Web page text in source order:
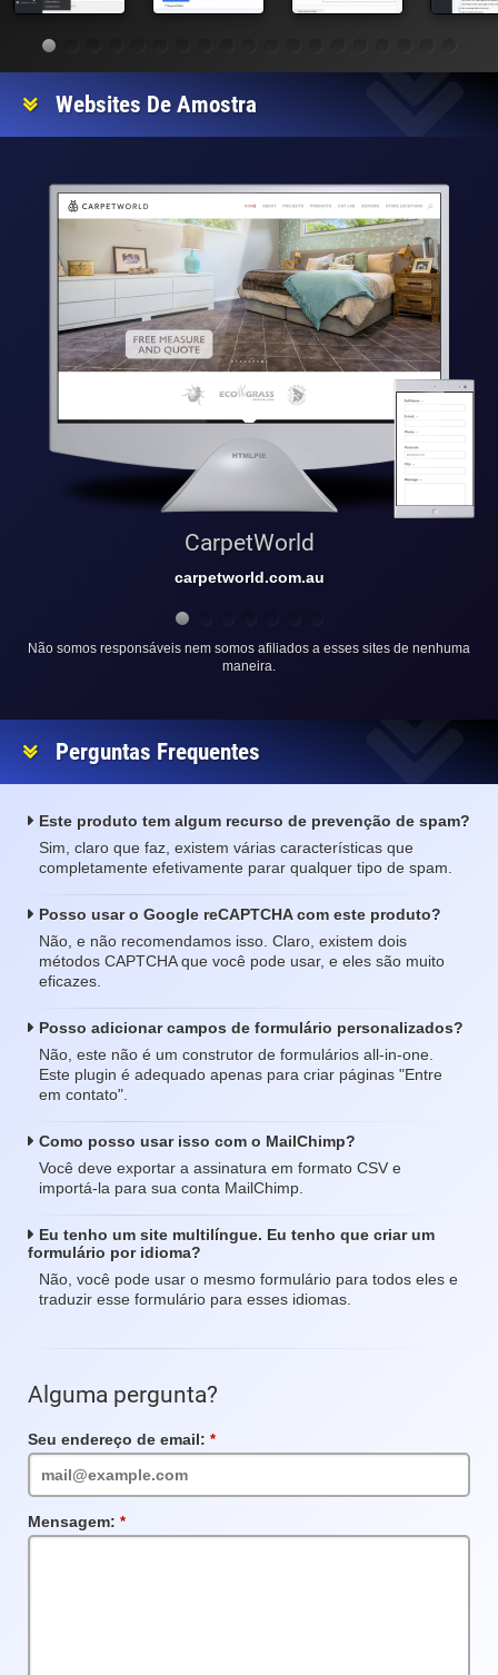
Websites De Amostra
CarpetWorld
carpetworld.com.au
Não somos responsáveis nem somos afiliados a esses sites de nenhuma
maneira.
Perguntas Frequentes
Este produto tem algum recurso de prevenção de spam?
Sim, claro que faz, existem várias características que
completamente efetivamente parar qualquer tipo de spam.
Posso usar o Google reCAPTCHA com este produto?
Não, e não recomendamos isso. Claro, existem dois
métodos CAPTCHA que você pode usar, e eles são muito
eficazes.
Posso adicionar campos de formulário personalizados?
Não, este não é um construtor de formulários all-in-one.
Este plugin é adequado apenas para criar páginas "Entre
em contato".
Como posso usar isso com o MailChimp?
Você deve exportar a assinatura em formato CSV e
importá-la para sua conta MailChimp.
Eu tenho um site multilíngue. Eu tenho que criar um
formulário por idioma?
Não, você pode usar o mesmo formulário para todos eles e
traduzir esse formulário para esses idiomas.
Alguma pergunta?
Seu endereço de email:
obrigatório
Mensagem:
obrigatório